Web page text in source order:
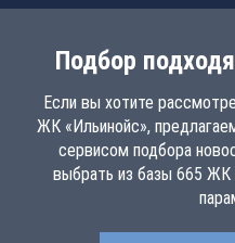
Подбор
Если вы хотите
ЖК «Ильинойс»,
сервисом подбора
выбрать из базы 665